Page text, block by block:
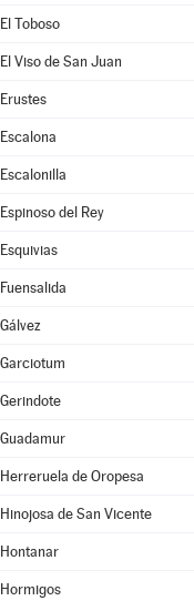
El Toboso
El Viso de San Juan
Erustes
Escalona
Escalonilla
Espinoso del Rey
Esquivias
Fuensalida
Gálvez
Garciotum
Gerindote
Guadamur
Herreruela de Oropesa
Hinojosa de San Vicente
Hontanar
Hormigos